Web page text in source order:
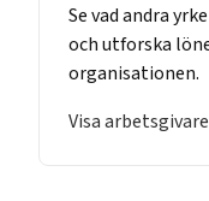
Se vad andra
och utforska
organisationen.
Visa